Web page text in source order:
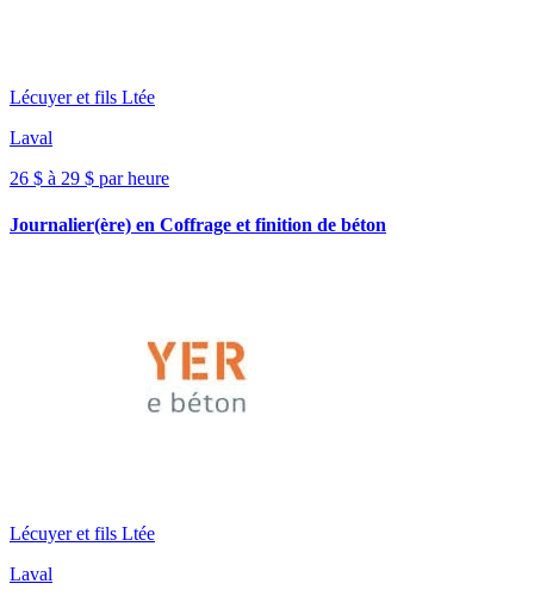
Lécuyer et fils Ltée
Laval
26 $ à 29 $ par heure
Journalier(ère) en Coffrage et finition de béton
Lécuyer et fils Ltée
Laval